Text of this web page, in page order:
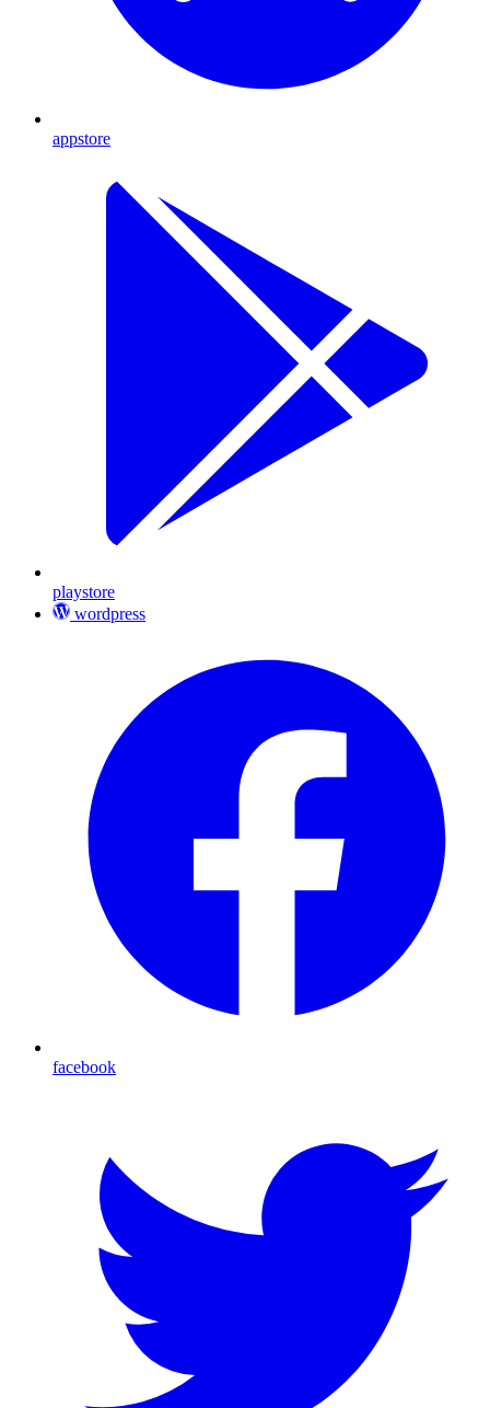
appstore
playstore
wordpress
facebook